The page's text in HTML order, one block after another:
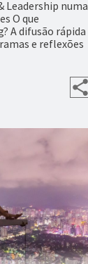
numa
O que
A difusão rápida
e reflexões